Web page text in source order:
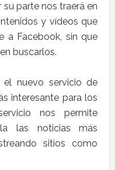
su parte nos traerá en
y vídeos que
a Facebook, sin que
buscarlos.
nuevo servicio de
interesante para los
nos permite
las noticias más
sitios como